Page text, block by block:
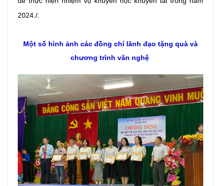
2024./.
Một số hình ảnh các đồng chí lãnh đạo tặng quà và
chương trình văn nghệ